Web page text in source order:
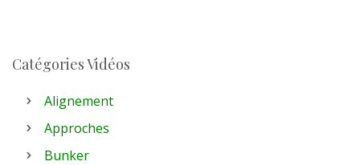
Catégories Vidéos
Alignement
Approches
Bunker